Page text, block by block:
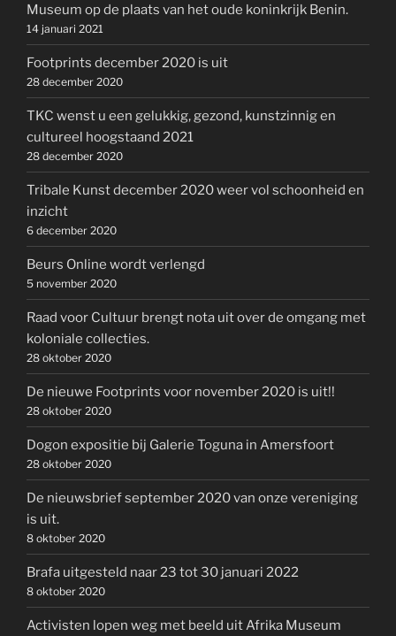
Museum op de plaats van het oude koninkrijk Benin.
14 januari 2021
Footprints december 2020 is uit
28 december 2020
TKC wenst u een gelukkig, gezond, kunstzinnig en
cultureel hoogstaand 2021
28 december 2020
Tribale Kunst december 2020 weer vol schoonheid en
inzicht
6 december 2020
Beurs Online wordt verlengd
5 november 2020
Raad voor Cultuur brengt nota uit over de omgang met
koloniale collecties.
28 oktober 2020
De nieuwe Footprints voor november 2020 is uit!!
28 oktober 2020
Dogon expositie bij Galerie Toguna in Amersfoort
28 oktober 2020
De nieuwsbrief september 2020 van onze vereniging
is uit.
8 oktober 2020
Brafa uitgesteld naar 23 tot 30 januari 2022
8 oktober 2020
Activisten lopen weg met beeld uit Afrika Museum